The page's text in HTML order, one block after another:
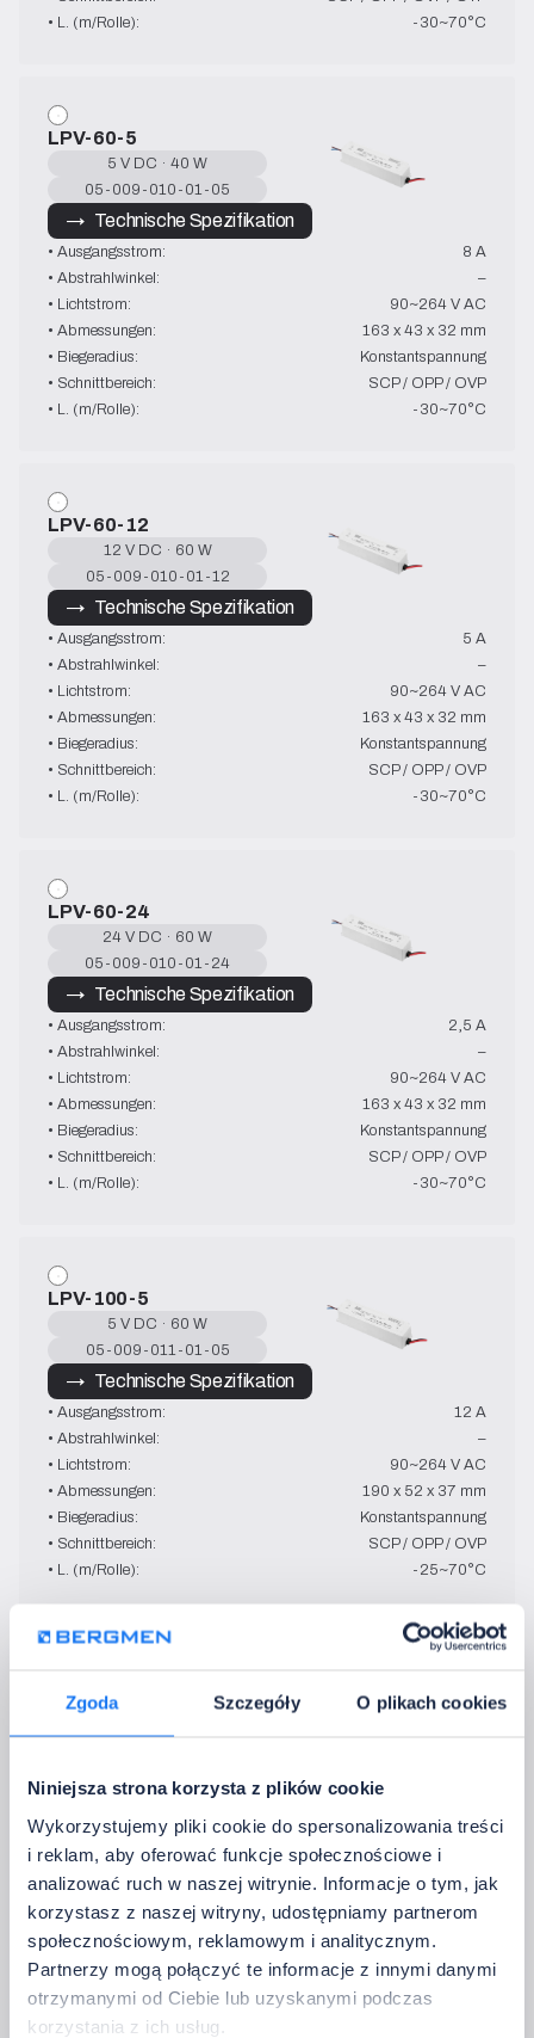
Zgoda Szczegóły O plikach cookies
Niniejsza strona korzysta z plików cookie
Wykorzystujemy pliki cookie do spersonalizowania treści
i reklam, aby oferować funkcje społecznościowe i
analizować ruch w naszej witrynie. Informacje o tym, jak
korzystasz z naszej witryny, udostępniamy partnerom
społecznościowym, reklamowym i analitycznym.
Partnerzy mogą połączyć te informacje z innymi danymi
otrzymanymi od Ciebie lub uzyskanymi podczas
korzystania z ich usług.
• L. (m/Rolle):
-30~70°C
LPV-60-5
5 V DC · 40 W
05-009-010-01-05
→   Technische Spezifikation
• Ausgangsstrom:
8 A
• Abstrahlwinkel:
–
• Lichtstrom:
90~264 V AC
• Abmessungen:
163 x 43 x 32 mm
• Biegeradius:
Konstantspannung
• Schnittbereich:
SCP / OPP / OVP
• L. (m/Rolle):
-30~70°C
LPV-60-12
12 V DC · 60 W
05-009-010-01-12
→   Technische Spezifikation
• Ausgangsstrom:
5 A
• Abstrahlwinkel:
–
• Lichtstrom:
90~264 V AC
• Abmessungen:
163 x 43 x 32 mm
• Biegeradius:
Konstantspannung
• Schnittbereich:
SCP / OPP / OVP
• L. (m/Rolle):
-30~70°C
LPV-60-24
24 V DC · 60 W
05-009-010-01-24
→   Technische Spezifikation
• Ausgangsstrom:
2,5 A
• Abstrahlwinkel:
–
• Lichtstrom:
90~264 V AC
• Abmessungen:
163 x 43 x 32 mm
• Biegeradius:
Konstantspannung
• Schnittbereich:
SCP / OPP / OVP
• L. (m/Rolle):
-30~70°C
LPV-100-5
5 V DC · 60 W
05-009-011-01-05
→   Technische Spezifikation
• Ausgangsstrom:
12 A
• Abstrahlwinkel:
–
• Lichtstrom:
90~264 V AC
• Abmessungen:
190 x 52 x 37 mm
• Biegeradius:
Konstantspannung
• Schnittbereich:
SCP / OPP / OVP
• L. (m/Rolle):
-25~70°C
12 V DC · 102 W
05-009-011-01-12
• Ausgangsstrom:
• Abstrahlwinkel:
–
• Lichtstrom:
90~264 V AC
• Abmessungen:
190 x 52 x 37 mm
• Biegeradius:
Konstantspannung
• Schnittbereich:
SCP / OPP / OVP